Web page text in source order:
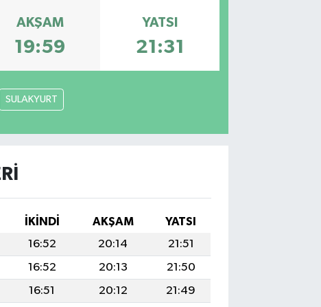
AKŞAM
19:59
YATSI
21:31
SULAKYURT
İKINDI AKŞAM
YATSI
16:52 20:14
21:51
16:52 20:13
21:50
16:51 20:12
21:49